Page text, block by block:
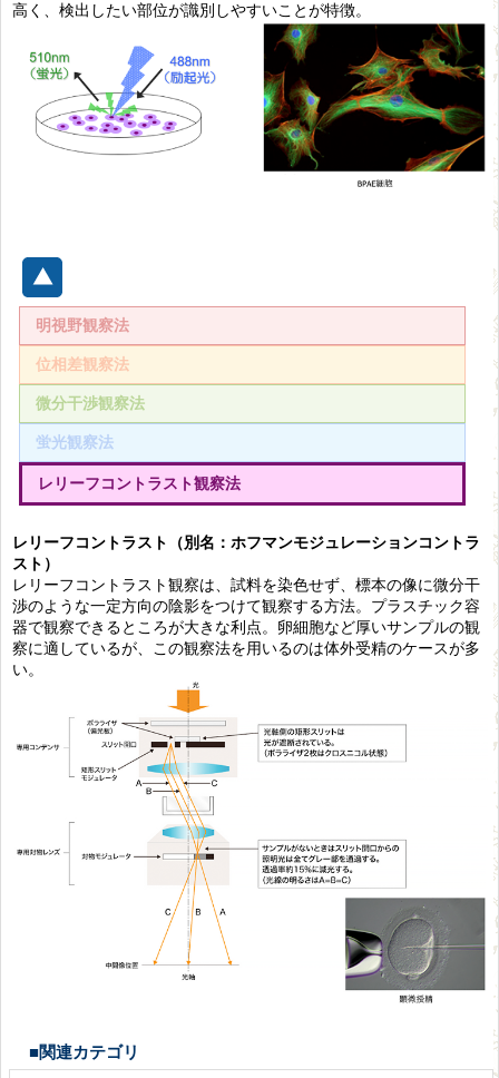
高く、検出したい部位が識別しやすいことが特徴。
明視野観察法
位相差観察法
微分干渉観察法
蛍光観察法
レリーフコントラスト観察法
レリーフコントラスト（別名：ホフマンモジュレーションコントラ
スト）
レリーフコントラスト観察は、試料を染色せず、標本の像に微分干
渉のような一定方向の陰影をつけて観察する方法。プラスチック容
器で観察できるところが大きな利点。卵細胞など厚いサンプルの観
察に適しているが、この観察法を用いるのは体外受精のケースが多
い。
■関連カテゴリ